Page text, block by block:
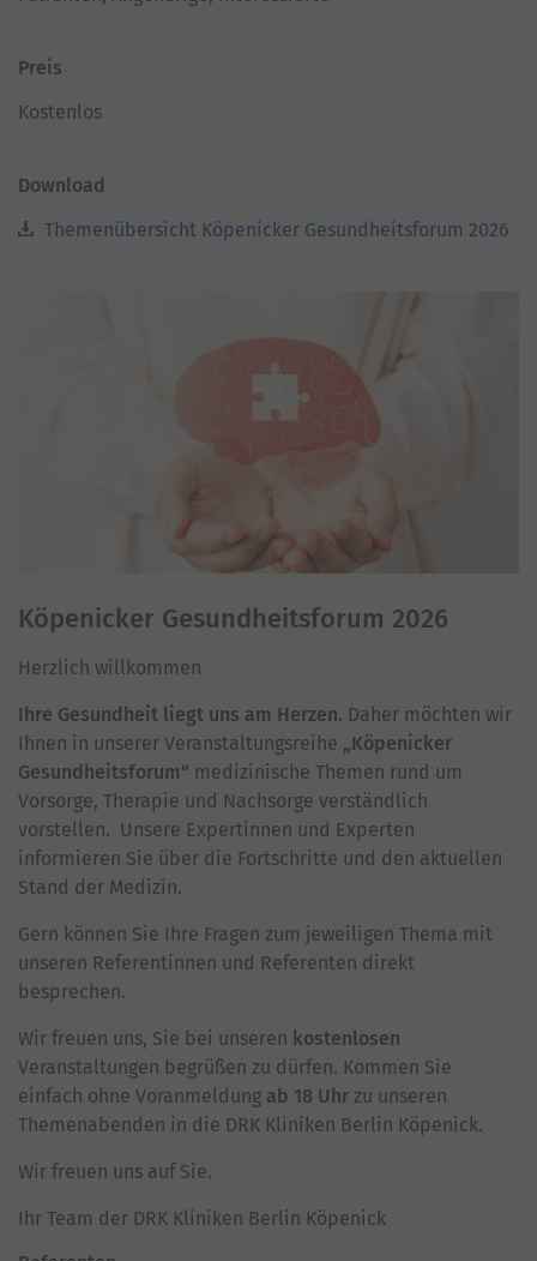
Köpenicker Gesundheitsforum 2026
Herzlich willkommen
Ihre Gesundheit liegt uns am Herzen. Daher möchten wir
Ihnen in unserer Veranstaltungsreihe „Köpenicker
Gesundheitsforum“ medizinische Themen rund um
Vorsorge, Therapie und Nachsorge verständlich
vorstellen. Unsere Expertinnen und Experten
informieren Sie über die Fortschritte und den aktuellen
Stand der Medizin.
Gern können Sie Ihre Fragen zum jeweiligen Thema mit
unseren Referentinnen und Referenten direkt
besprechen.
Wir freuen uns, Sie bei unseren kostenlosen
Veranstaltungen begrüßen zu dürfen. Kommen Sie
einfach ohne Voranmeldung ab 18 Uhr zu unseren
Themenabenden in die DRK Kliniken Berlin Köpenick.
Wir freuen uns auf Sie.
Ihr Team der DRK Kliniken Berlin Köpenick
Preis
Kostenlos
Download
Themenübersicht Köpenicker Gesundheitsforum 2026